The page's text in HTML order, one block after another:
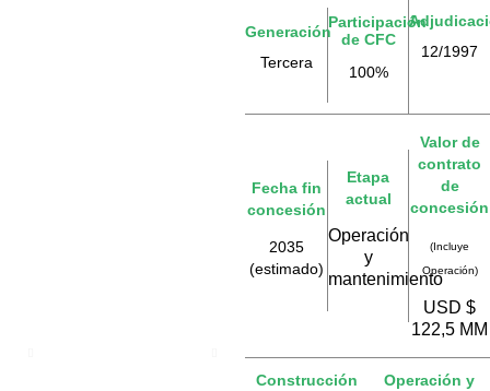
Generación
Tercera
Participación
de CFC
100%
12/1997
Fecha fin
concesión
2035
(estimado)
Etapa
actual
Operación
y
mantenimiento
Valor de
contrato
de
concesión
(Incluye
Operación)
USD $
122,5 MM
Construcción
Operación y